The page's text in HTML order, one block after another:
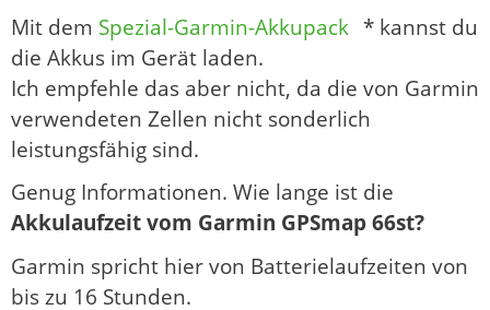
Mit dem Spezial-Garmin-Akkupack * kannst du
die Akkus im Gerät laden.
Ich empfehle das aber nicht, da die von Garmin
verwendeten Zellen nicht sonderlich
leistungsfähig sind.
Genug Informationen. Wie lange ist die
Akkulaufzeit vom Garmin GPSmap 66st?
Garmin spricht hier von Batterielaufzeiten von
bis zu 16 Stunden.